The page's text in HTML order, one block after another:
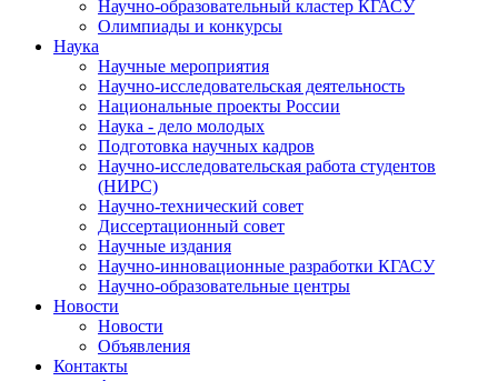
Научно-образовательный кластер КГАСУ
Олимпиады и конкурсы
Наука
Научные мероприятия
Научно-исследовательская деятельность
Национальные проекты России
Наука - дело молодых
Подготовка научных кадров
Научно-исследовательская работа студентов
(НИРС)
Научно-технический совет
Диссертационный совет
Научные издания
Научно-инновационные разработки КГАСУ
Научно-образовательные центры
Новости
Новости
Объявления
Контакты